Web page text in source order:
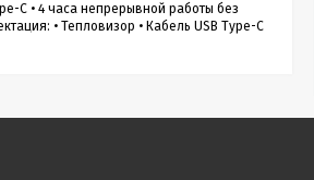
нет в наличии
C • 4 часа непрерывной работы без
• Тепловизор • Кабель USB Type-C